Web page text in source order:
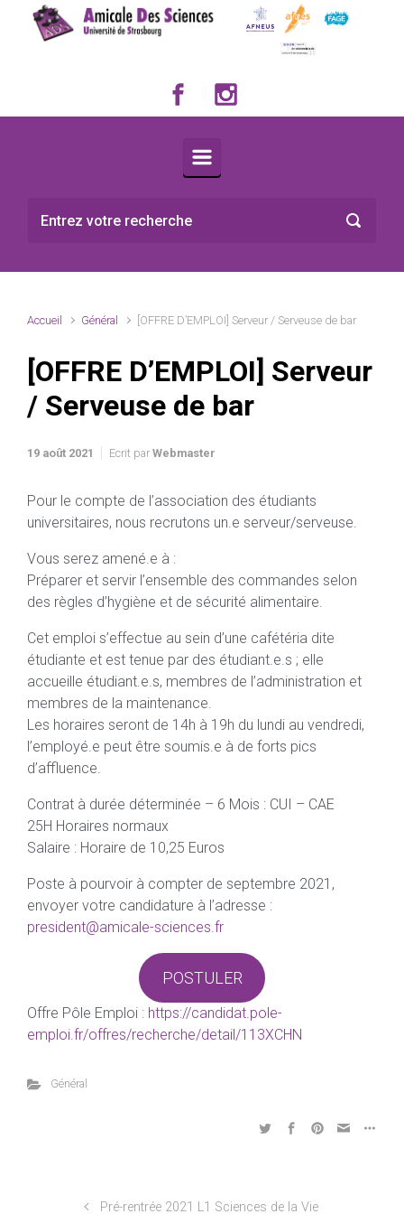
Skip to main content
Accueil Général [OFFRE D’EMPLOI] Serveur / Serveuse de bar
[OFFRE D’EMPLOI] Serveur
/ Serveuse de bar
19 août 2021 Ecrit par Webmaster
Pour le compte de l’association des étudiants
universitaires, nous recrutons un.e serveur/serveuse.
Vous serez amené.e à :
Préparer et servir l’ensemble des commandes selon
des règles d’hygiène et de sécurité alimentaire.
Cet emploi s’effectue au sein d’une cafétéria dite
étudiante et est tenue par des étudiant.e.s ; elle
accueille étudiant.e.s, membres de l’administration et
membres de la maintenance.
Les horaires seront de 14h à 19h du lundi au vendredi,
l’employé.e peut être soumis.e à de forts pics
d’affluence.
Contrat à durée déterminée – 6 Mois : CUI – CAE
25H Horaires normaux
Salaire : Horaire de 10,25 Euros
Poste à pourvoir à compter de septembre 2021,
envoyer votre candidature à l’adresse :
president@amicale-sciences.fr
POSTULER
Offre Pôle Emploi : https://candidat.pole-
emploi.fr/offres/recherche/detail/113XCHN
Général
Pré-rentrée 2021 L1 Sciences de la Vie